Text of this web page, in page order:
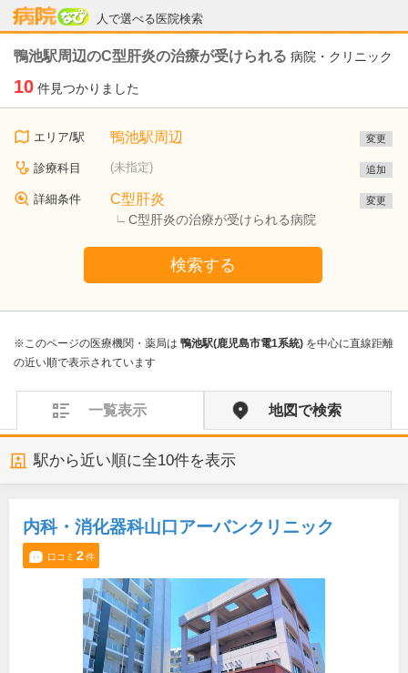
人で選べる医院検索
病院なび
鴨池駅周辺のC型肝炎の治療が受けられる 病院・クリニック
10 件見つかりました
エリア/駅 鴨池駅周辺 変更
診療科目 (未指定) 追加
詳細条件 C型肝炎
C型肝炎の治療が受けられる病院
変更
検索する
※このページの医療機関・薬局は 鴨池駅(鹿児島市電1系統) を中心に直線距離
の近い順で表示されています
一覧表示 地図で検索
駅から近い順に全10件を表示
内科・消化器科山口アーバンクリニック
口コミ 2件